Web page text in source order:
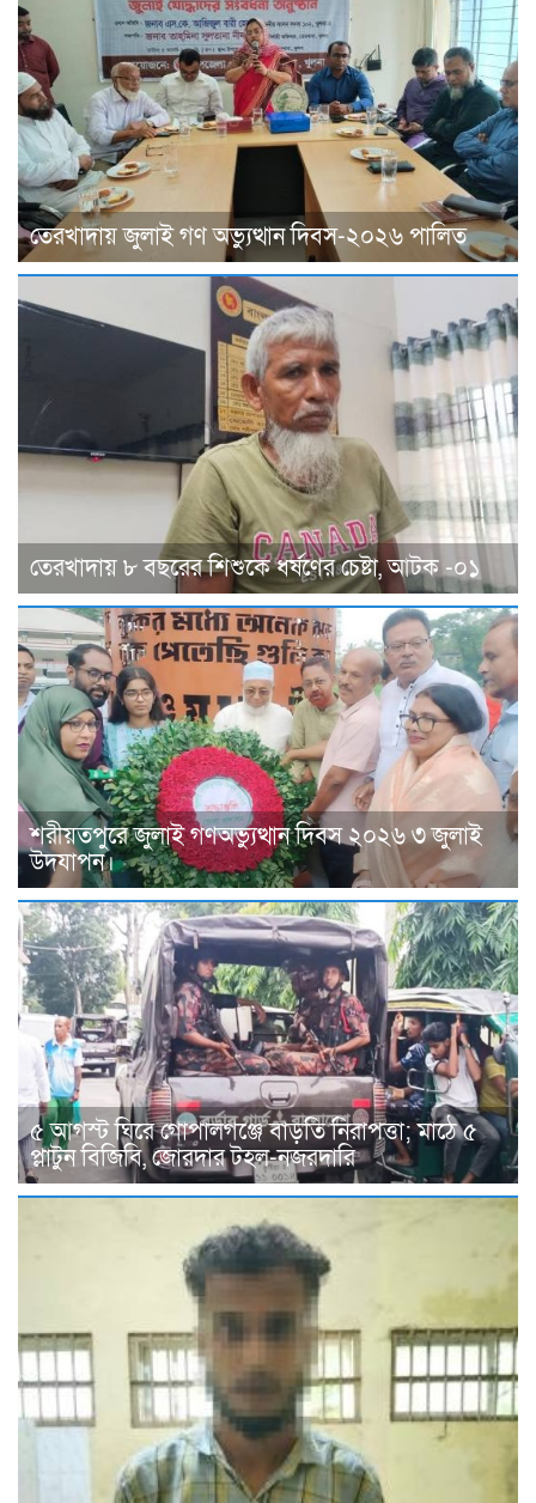
তেরখাদায় জুলাই গণ অভ্যুত্থান দিবস-২০২৬ পালিত
তেরখাদায় ৮ বছরের শিশুকে ধর্ষণের চেষ্টা, আটক -০১
শরীয়তপুরে জুলাই গণঅভ্যুত্থান দিবস ২০২৬ ৩ জুলাই
উদযাপন।
৫ আগস্ট ঘিরে গোপালগঞ্জে বাড়তি নিরাপত্তা; মাঠে ৫
প্লাটুন বিজিবি, জোরদার টহল-নজরদারি